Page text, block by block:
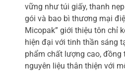
vững như túi giấy, thanh
gói và bao bì thương mại
Micopak” giới thiệu tôn chỉ
hiện đại với tinh thần sáng
phẩm chất lượng cao, đồng
nguyên liệu thân thiện với